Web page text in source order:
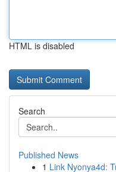
HTML is disabled
Search
Published News
1 Link Nyonya4d: